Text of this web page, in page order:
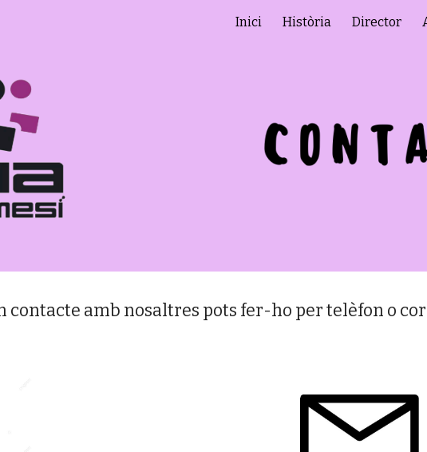
Skip to navigation
Inici Història Director
contacte amb nosaltres pots fer-ho per telèfon o